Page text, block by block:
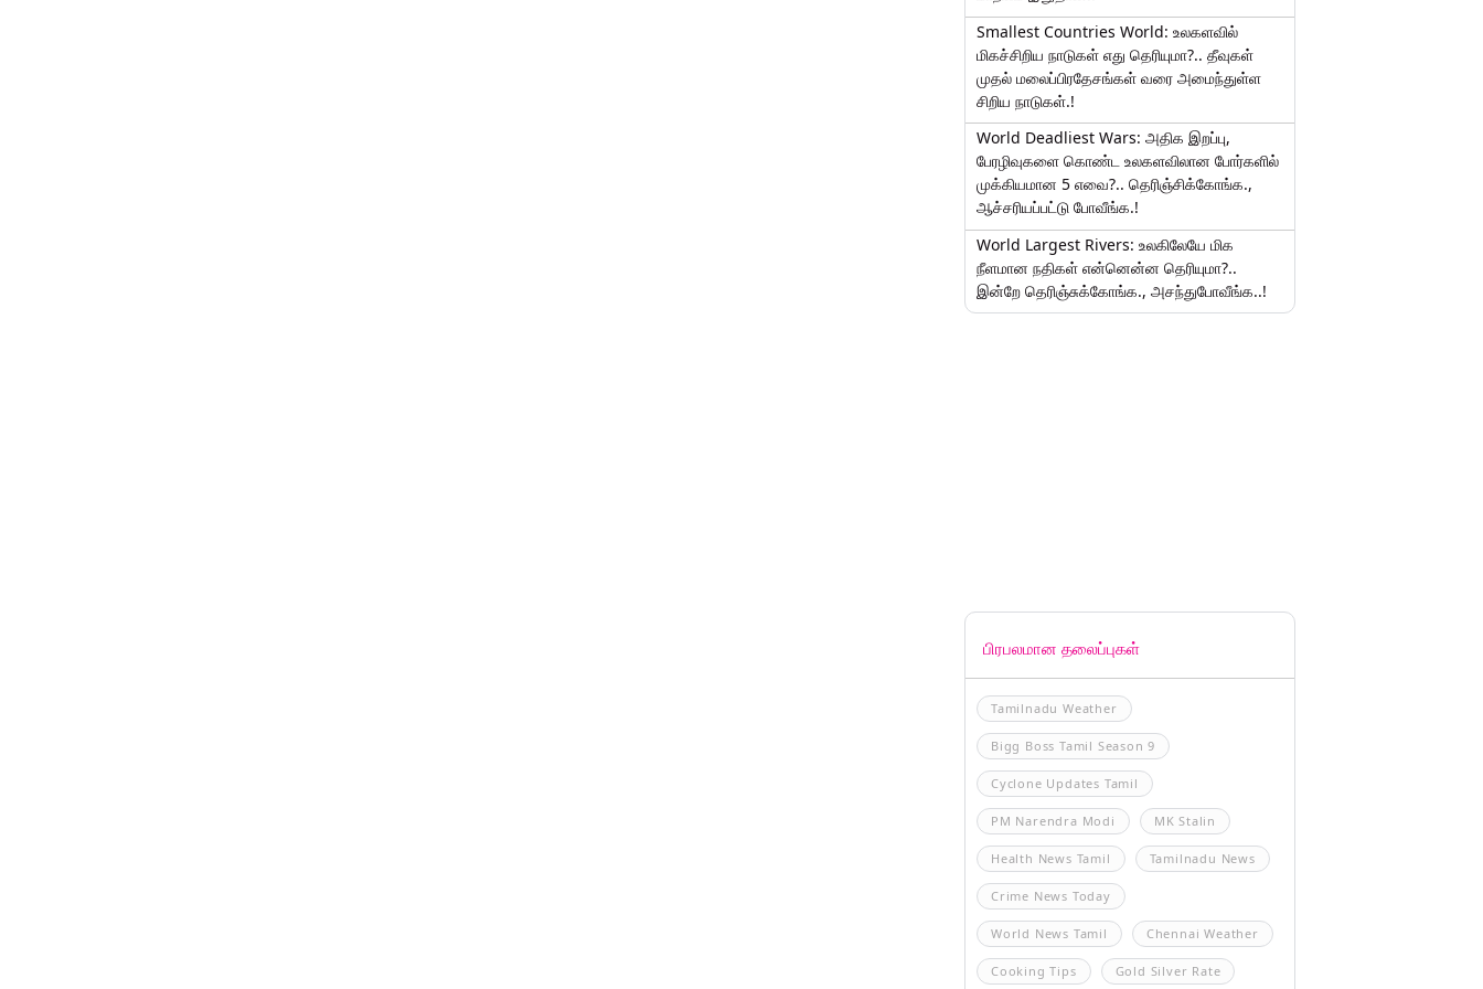
Smallest Countries World: உலகளவில்
மிகச்சிறிய நாடுகள் எது தெரியுமா?.. தீவுகள்
முதல் மலைப்பிரதேசங்கள் வரை அமைந்துள்ள
சிறிய நாடுகள்.!
World Deadliest Wars: அதிக இறப்பு,
பேரழிவுகளை கொண்ட உலகளவிலான போர்களில்
முக்கியமான 5 எவை?.. தெரிஞ்சிக்கோங்க.,
ஆச்சரியப்பட்டு போவீங்க.!
World Largest Rivers: உலகிலேயே மிக
நீளமான நதிகள் என்னென்ன தெரியுமா?..
இன்றே தெரிஞ்சுக்கோங்க., அசந்துபோவீங்க..!
பிரபலமான தலைப்புகள்
Tamilnadu Weather
Bigg Boss Tamil Season 9
Cyclone Updates Tamil
PM Narendra Modi MK Stalin
Health News Tamil Tamilnadu News
Crime News Today
World News Tamil Chennai Weather
Cooking Tips Gold Silver Rate